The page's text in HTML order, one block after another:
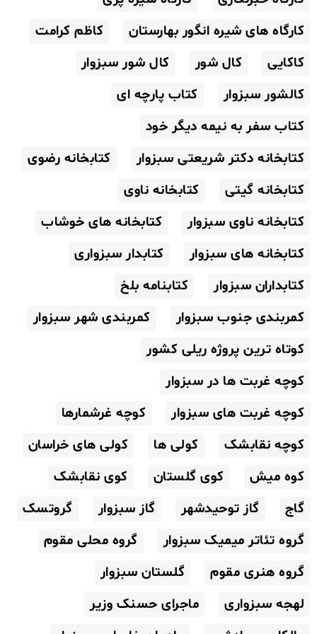
کارگاه های شیره انگور بهارستان
کاظم کرامت
کاکایی
کال شور
کال شور سبزوار
کالشور سبزوار
کتاب پارچه ای
کتاب سفر به نیمه دیگر خود
کتابخانه دکتر شریعتی سبزوار
کتابخانه رضوی
کتابخانه گیتی
کتابخانه ناوی
کتابخانه ناوی سبزوار
کتابخانه های خوشاب
کتابخانه های سبزوار
کتابدار سبزواری
کتابداران سبزوار
کتابنامه بلخ
کمربندی جنوب سبزوار
کمربندی شهر سبزوار
کوتاه ترین پروژه ریلی کشور
کوچه غربت ها در سبزوار
کوچه غربت های سبزوار
کوچه غرشمارها
کوچه نقابشک
کولی ها
کولی های خراسان
کوه میش
کوی گلستان
کوی نقابشک
گاج
گاز توحیدشهر گاز سبزوار
گروتسک
گروه تئاتر میمیک سبزوار
گروه محلی مقوم
گروه هنری مقوم
گلستان سبزوار
لهجه سبزواری
ماجرای حسنک وزیر